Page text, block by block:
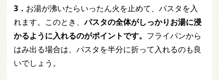
3． お湯が沸いたらいったん火を止めて、パスタを入
れます。このとき、パスタの全体がしっかりお湯に浸
かるように入れるのがポイントです。 フライパンから
はみ出る場合は、パスタを半分に折って入れるのも良
いでしょう。